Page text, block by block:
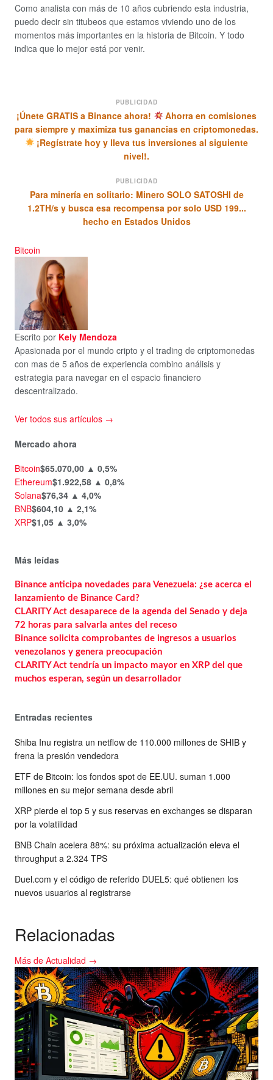
Como analista con más de 10 años cubriendo esta industria,
puedo decir sin titubeos que estamos viviendo uno de los
momentos más importantes en la historia de Bitcoin. Y todo
indica que lo mejor está por venir.
PUBLICIDAD
¡Únete GRATIS a Binance ahora!
Ahorra en comisiones
para siempre y maximiza tus ganancias en criptomonedas.
¡Regístrate hoy y lleva tus inversiones al siguiente
nivel!.
PUBLICIDAD
Para minería en solitario: Minero SOLO SATOSHI de
1.2TH/s y busca esa recompensa por solo USD 199...
hecho en Estados Unidos
Bitcoin
Escrito por Kely Mendoza
Apasionada por el mundo cripto y el trading de criptomonedas
con mas de 5 años de experiencia combino análisis y
estrategia para navegar en el espacio financiero
descentralizado.
Ver todos sus artículos →
Mercado ahora
Bitcoin$65.070,00 ▲ 0,5%
Ethereum$1.922,58 ▲ 0,8%
Solana$76,34 ▲ 4,0%
BNB$604,10 ▲ 2,1%
XRP$1,05 ▲ 3,0%
Más leídas
Binance anticipa novedades para Venezuela: ¿se acerca el
lanzamiento de Binance Card?
CLARITY Act desaparece de la agenda del Senado y deja
72 horas para salvarla antes del receso
Binance solicita comprobantes de ingresos a usuarios
venezolanos y genera preocupación
CLARITY Act tendría un impacto mayor en XRP del que
muchos esperan, según un desarrollador
Entradas recientes
Shiba Inu registra un netflow de 110.000 millones de SHIB y
frena la presión vendedora
ETF de Bitcoin: los fondos spot de EE.UU. suman 1.000
millones en su mejor semana desde abril
XRP pierde el top 5 y sus reservas en exchanges se disparan
por la volatilidad
BNB Chain acelera 88%: su próxima actualización eleva el
throughput a 2.324 TPS
Duel.com y el código de referido DUEL5: qué obtienen los
nuevos usuarios al registrarse
Relacionadas
Más de Actualidad →